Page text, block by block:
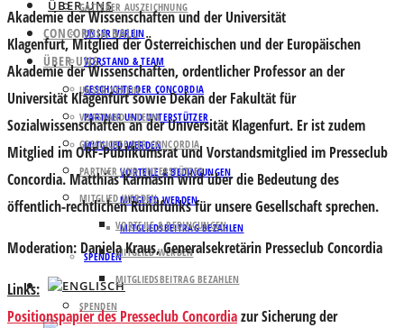
ÜBER UNS
UNSER VEREIN
VORSTAND & TEAM
GESCHICHTE DER CONCORDIA
PARTNER UND UNTERSTÜTZER
MITGLIED WERDEN
VORTEILE & BEDINGUNGEN
MITGLIED WERDEN
MITGLIEDSBEITRAG BEZAHLEN
SPENDEN
GATTERER AUSZEICHNUNG
CONCORDIA BALL
ÜBER UNS
UNSER VEREIN
VORSTAND & TEAM
GESCHICHTE DER CONCORDIA
PARTNER UND UNTERSTÜTZER
MITGLIED WERDEN
VORTEILE & BEDINGUNGEN
MITGLIED WERDEN
MITGLIEDSBEITRAG BEZAHLEN
SPENDEN
Akademie der Wissenschaften und der Universität
Klagenfurt, Mitglied der Österreichischen und der Europäischen
Akademie der Wissenschaften, ordentlicher Professor an der
Universität Klagenfurt sowie Dekan der Fakultät für
Sozialwissenschaften an der Universität Klagenfurt. Er ist zudem
Mitglied im ORF-Publikumsrat und Vorstandsmitglied im Presseclub
Concordia. Matthias Karmasin wird über die Bedeutung des
öffentlich-rechtlichen Rundfunks für unsere Gesellschaft sprechen.
Moderation: Daniela Kraus, Generalsekretärin Presseclub Concordia
Links:
Positionspapier des Presseclub Concordiazur Sicherung der